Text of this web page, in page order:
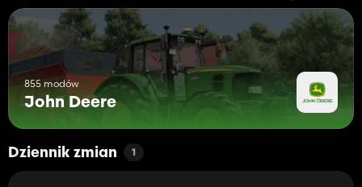
855 modów
John Deere
Dziennik zmian 1